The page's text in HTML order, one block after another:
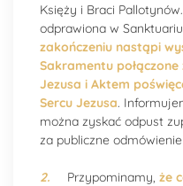
Księży i Braci
odprawiona w
zakończeniu nastąpi
Sakramentu
Jezusa i Aktem
Sercu Jezusa.
można zyskać odpust
za publiczne
2. Przypominamy, że